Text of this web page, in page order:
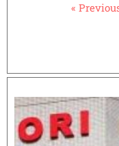
«